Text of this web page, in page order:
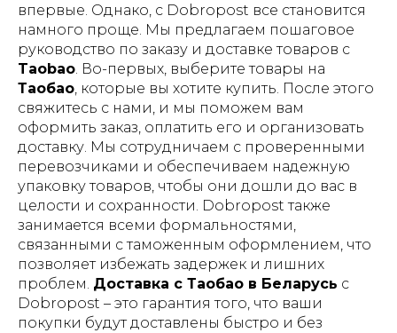
впервые. Однако, с Dobropost все становится
намного проще. Мы предлагаем пошаговое
руководство по заказу и доставке товаров с
Taobao. Во-первых, выберите товары на
Таобао, которые вы хотите купить. После этого
свяжитесь с нами, и мы поможем вам
оформить заказ, оплатить его и организовать
доставку. Мы сотрудничаем с проверенными
перевозчиками и обеспечиваем надежную
упаковку товаров, чтобы они дошли до вас в
целости и сохранности. Dobropost также
занимается всеми формальностями,
связанными с таможенным оформлением, что
позволяет избежать задержек и лишних
проблем. Доставка с Таобао в Беларусь с
Dobropost – это гарантия того, что ваши
покупки будут доставлены быстро и без